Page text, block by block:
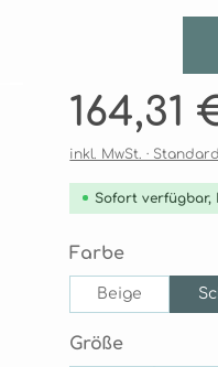
Regulärer Preis:
164,31
inkl. MwSt. ·
Sofort verfügbar,
Farbe
Beige
Größeauswählen